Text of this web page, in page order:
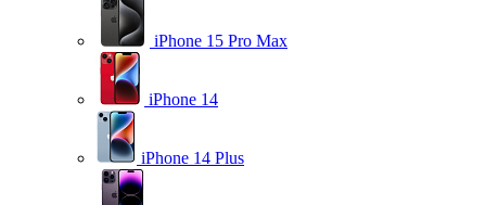
iPhone 15 Pro Max
iPhone 14
iPhone 14 Plus